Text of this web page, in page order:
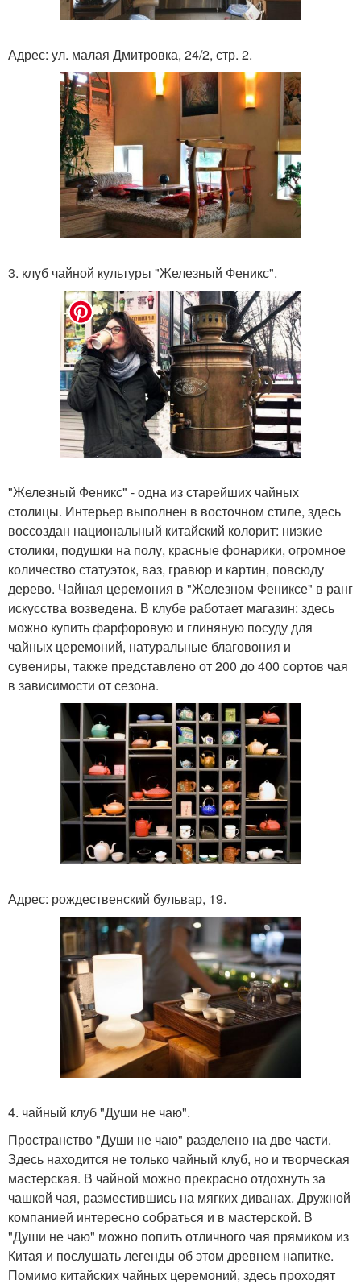
Адрес: ул. малая Дмитровка, 24/2, стр. 2.
3. клуб чайной культуры "Железный Феникс".
"Железный Феникс" - одна из старейших чайных
столицы. Интерьер выполнен в восточном стиле, здесь
воссоздан национальный китайский колорит: низкие
столики, подушки на полу, красные фонарики, огромное
количество статуэток, ваз, гравюр и картин, повсюду
дерево. Чайная церемония в "Железном Фениксе" в ранг
искусства возведена. В клубе работает магазин: здесь
можно купить фарфоровую и глиняную посуду для
чайных церемоний, натуральные благовония и
сувениры, также представлено от 200 до 400 сортов чая
в зависимости от сезона.
Адрес: рождественский бульвар, 19.
4. чайный клуб "Души не чаю".
Пространство "Души не чаю" разделено на две части.
Здесь находится не только чайный клуб, но и творческая
мастерская. В чайной можно прекрасно отдохнуть за
чашкой чая, разместившись на мягких диванах. Дружной
компанией интересно собраться и в мастерской. В
"Души не чаю" можно попить отличного чая прямиком из
Китая и послушать легенды об этом древнем напитке.
Помимо китайских чайных церемоний, здесь проходят